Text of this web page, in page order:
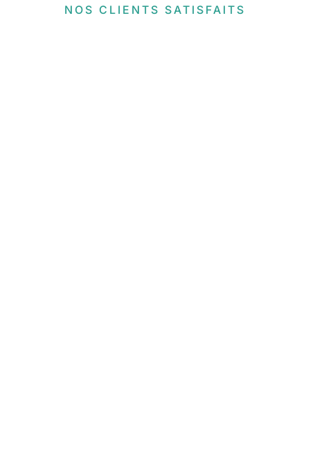
NOS CLIENTS SATISFAITS